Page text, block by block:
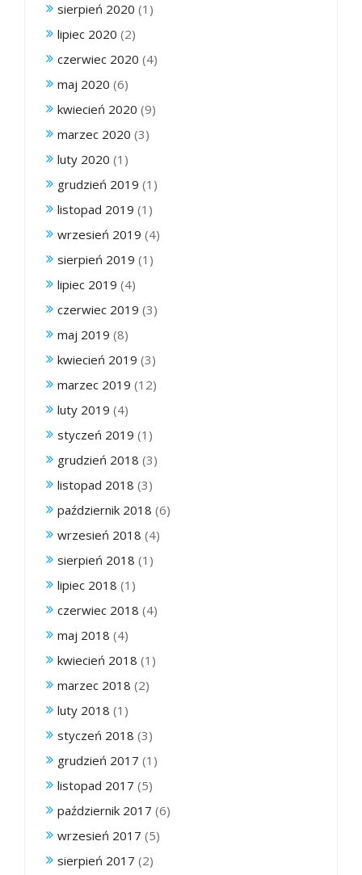
sierpień 2020 (1)
lipiec 2020 (2)
czerwiec 2020 (4)
maj 2020 (6)
kwiecień 2020 (9)
marzec 2020 (3)
luty 2020 (1)
grudzień 2019 (1)
listopad 2019 (1)
wrzesień 2019 (4)
sierpień 2019 (1)
lipiec 2019 (4)
czerwiec 2019 (3)
maj 2019 (8)
kwiecień 2019 (3)
marzec 2019 (12)
luty 2019 (4)
styczeń 2019 (1)
grudzień 2018 (3)
listopad 2018 (3)
październik 2018 (6)
wrzesień 2018 (4)
sierpień 2018 (1)
lipiec 2018 (1)
czerwiec 2018 (4)
maj 2018 (4)
kwiecień 2018 (1)
marzec 2018 (2)
luty 2018 (1)
styczeń 2018 (3)
grudzień 2017 (1)
listopad 2017 (5)
październik 2017 (6)
wrzesień 2017 (5)
sierpień 2017 (2)